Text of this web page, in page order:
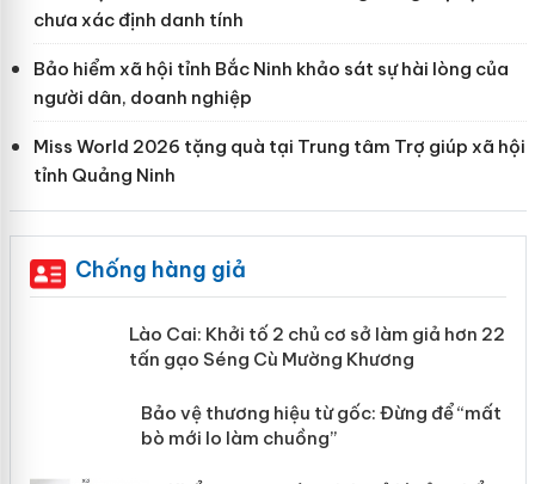
chưa xác định danh tính
Bảo hiểm xã hội tỉnh Bắc Ninh khảo sát sự hài lòng của
người dân, doanh nghiệp
Miss World 2026 tặng quà tại Trung tâm Trợ giúp xã hội
tỉnh Quảng Ninh
Chống hàng giả
Lào Cai: Khởi tố 2 chủ cơ sở làm giả
hơn 22 tấn gạo Séng Cù Mường